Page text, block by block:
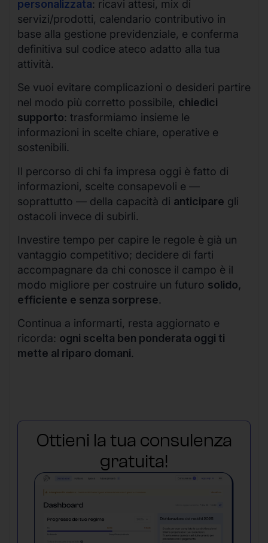
personalizzata: ricavi attesi, mix di
servizi/prodotti, calendario contributivo in
base alla gestione previdenziale, e conferma
definitiva sul codice ateco adatto alla tua
attività.
Se vuoi evitare complicazioni o desideri partire
nel modo più corretto possibile, chiedici
supporto: trasformiamo insieme le
informazioni in scelte chiare, operative e
sostenibili.
Il percorso di chi fa impresa oggi è fatto di
informazioni, scelte consapevoli e —
soprattutto — della capacità di anticipare gli
ostacoli invece di subirli.
Investire tempo per capire le regole è già un
vantaggio competitivo; decidere di farti
accompagnare da chi conosce il campo è il
modo migliore per costruire un futuro solido,
efficiente e senza sorprese.
Continua a informarti, resta aggiornato e
ricorda: ogni scelta ben ponderata oggi ti
mette al riparo domani.
Ottieni la tua consulenza
gratuita!